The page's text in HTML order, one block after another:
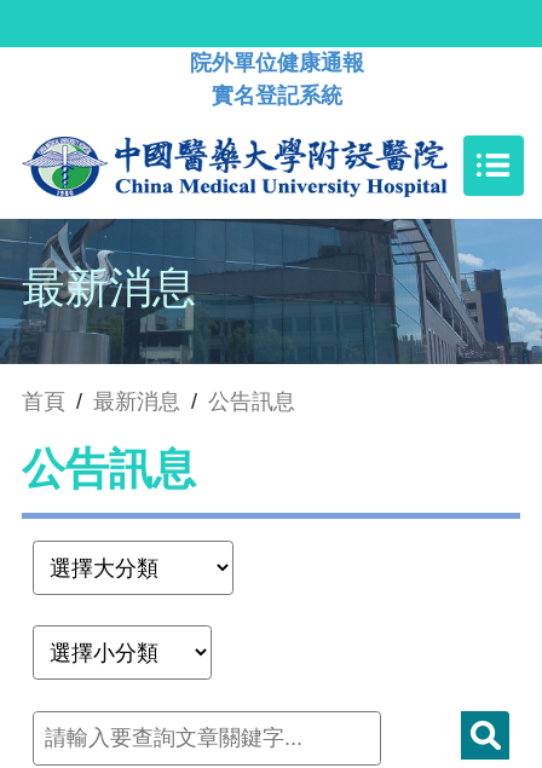
院外單位健康通報
實名登記系統
最新消息
首頁 / 最新消息 / 公告訊息
公告訊息